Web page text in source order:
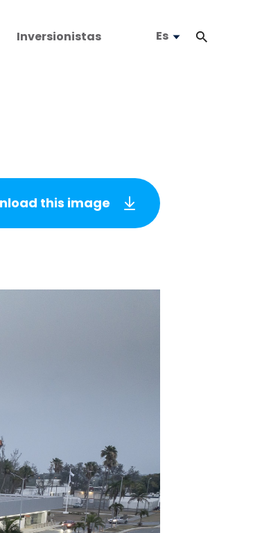
Inversionistas Es
this image